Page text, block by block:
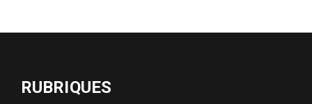
RUBRIQUES